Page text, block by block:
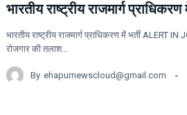
भारतीय राष्ट्रीय राजमार्ग प्राधिकरण
भारतीय राष्ट्रीय राजमार्ग प्राधिकरण में भर्ती ALERT
रोजगार की तलाश…
By ehapurnewscloud@gmail.com